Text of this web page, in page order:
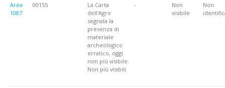
Area
1087
00155
La Carta
dell'Agro
segnala la
presenza di
materiale
archeologico
erratico, oggi
non più visibile.
Non più visibili
-
Non
visibile
Non